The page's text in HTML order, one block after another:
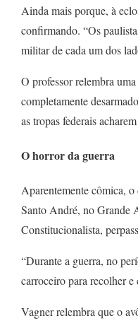
Ainda mais porque, à
confirmando. “Os
militar de cada um dos
O professor relembra
completamente
as tropas federais
O horror da guerra
Aparentemente cômica,
Santo André, no Grande
Constitucionalista,
“Durante a guerra, no
carroceiro para recolher e
Vagner relembra que o